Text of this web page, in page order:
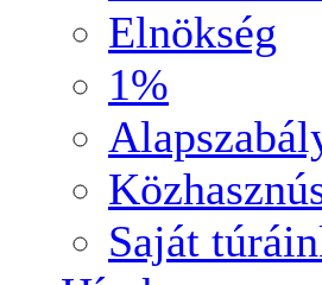
Elnökség
1%
Saját